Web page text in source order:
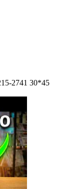
2741 30*45